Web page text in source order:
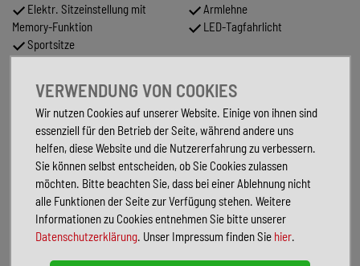
Elektr. Sitzeinstellung mit
Memory-Funktion
Sportsitze
Tuner/Radio
Armlehne
LED-Tagfahrlicht
FAHRZEUGBESCHREIBUNG
Sonderausstattung:
Adaptive Scheibenwischeranlage (Magic Vision Control) beheizt
Airbag im Fond
Ascher anstelle Ablagefach
Ausstattungs-Paket USB Plus
Auto-Telefonie (Telefonmodul Bluetooth)
VERWENDUNG VON COOKIES
Wir nutzen Cookies auf unserer Website. Einige von ihnen sind
essenziell für den Betrieb der Seite, während andere uns
helfen, diese Website und die Nutzererfahrung zu verbessern.
Sie können selbst entscheiden, ob Sie Cookies zulassen
möchten. Bitte beachten Sie, dass bei einer Ablehnung nicht
alle Funktionen der Seite zur Verfügung stehen. Weitere
Informationen zu Cookies entnehmen Sie bitte unserer
Datenschutzerklärung. Unser Impressum finden Sie hier.